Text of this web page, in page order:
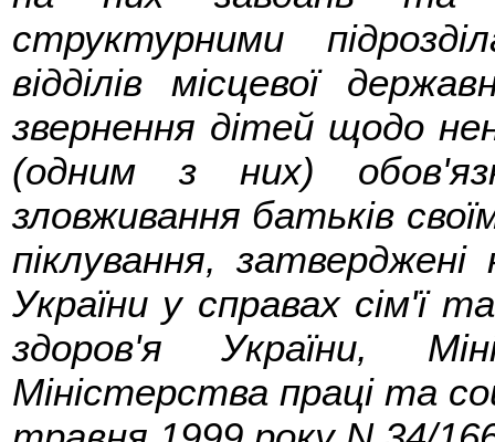
структурними
відділів місцевої
звернення дітей щодо
(одним з них)
зловживання батьків
піклування,
України у справах сім'ї
здоров'я України,
Міністерства праці та